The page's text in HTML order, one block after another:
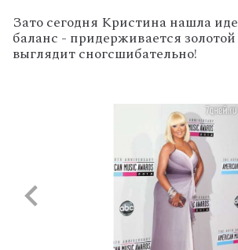
Зато сегодня Кристина нашла
баланс - придерживается
выглядит сногсшибательно!